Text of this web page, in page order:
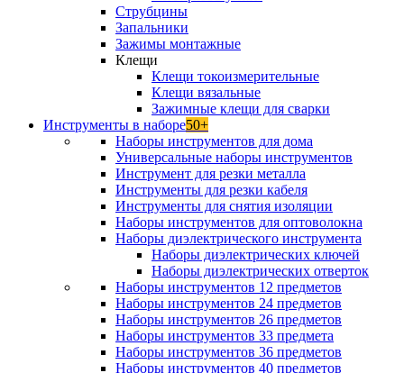
Струбцины
Запальники
Зажимы монтажные
Клещи
Клещи токоизмерительные
Клещи вязальные
Зажимные клещи для сварки
Инструменты в наборе50+
Наборы инструментов для дома
Универсальные наборы инструментов
Инструмент для резки металла
Инструменты для резки кабеля
Инструменты для снятия изоляции
Наборы инструментов для оптоволокна
Наборы диэлектрического инструмента
Наборы диэлектрических ключей
Наборы диэлектрических отверток
Наборы инструментов 12 предметов
Наборы инструментов 24 предметов
Наборы инструментов 26 предметов
Наборы инструментов 33 предмета
Наборы инструментов 36 предметов
Наборы инструментов 40 предметов